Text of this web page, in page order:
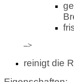
–>
reinigt die